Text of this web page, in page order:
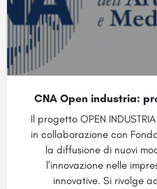
CNA Open industria:
Il progetto OPEN
in collaborazione con
la diffusione di nuovi
l’innovazione nelle
innovative. Si rivolge